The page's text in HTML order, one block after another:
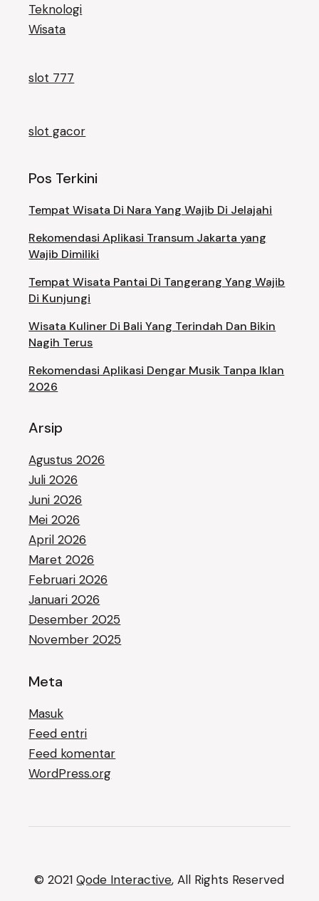
Teknologi
Wisata
slot 777
slot gacor
Pos Terkini
Tempat Wisata Di Nara Yang Wajib Di Jelajahi
Rekomendasi Aplikasi Transum Jakarta yang
Wajib Dimiliki
Tempat Wisata Pantai Di Tangerang Yang Wajib
Di Kunjungi
Wisata Kuliner Di Bali Yang Terindah Dan Bikin
Nagih Terus
Rekomendasi Aplikasi Dengar Musik Tanpa Iklan
2026
Arsip
Agustus 2026
Juli 2026
Juni 2026
Mei 2026
April 2026
Maret 2026
Februari 2026
Januari 2026
Desember 2025
November 2025
Meta
Masuk
Feed entri
Feed komentar
WordPress.org
© 2021Qode Interactive, All Rights Reserved